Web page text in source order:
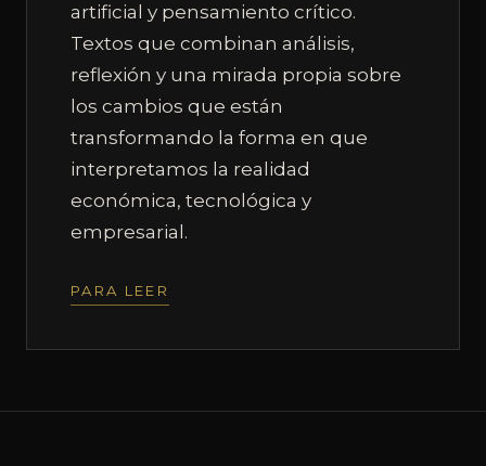
artificial y pensamiento crítico.
Textos que combinan análisis,
reflexión y una mirada propia sobre
los cambios que están
transformando la forma en que
interpretamos la realidad
económica, tecnológica y
empresarial.
PARA LEER